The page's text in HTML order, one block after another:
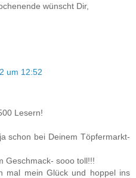
wünscht Dir,
um 12:52
Lesern!
schon bei Deinem Töpfermarkt-
Geschmack- sooo toll!!!
mal mein Glück und hoppel ins